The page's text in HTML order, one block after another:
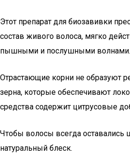
Этот препарат для биозавивки
состав живого волоса, мягко
пышными и послушными волнами.
Отрастающие корни не образуют
зерна, которые обеспечивают
средства содержит цитрусовые
Чтобы волосы всегда оставались
натуральный блеск.